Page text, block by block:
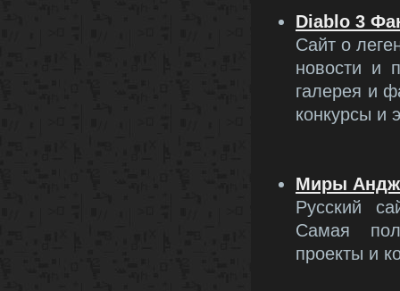
Diablo 3
Сайт о
новости и
галерея и
конкурсы и
Миры
Русский
Самая
проекты и